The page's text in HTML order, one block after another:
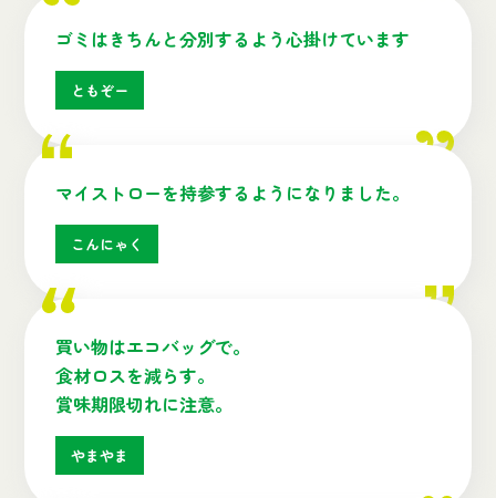
ゴミはきちんと分別するよう心掛けています
ともぞー
マイストローを持参するようになりました。
こんにゃく
買い物はエコバッグで。
食材ロスを減らす。
賞味期限切れに注意。
やまやま